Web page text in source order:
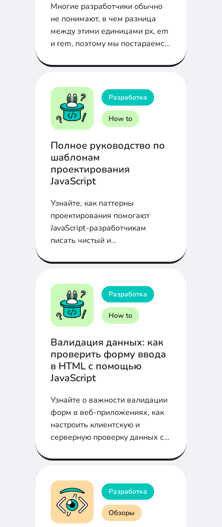
Многие разработчики обычно
не понимают, в чем разница
между этими единицами px, em
и rem, поэтому мы постараемся
Разработка
How to
Полное руководство по
шаблонам
проектирования
JavaScript
Узнайте, как паттерны
проектирования помогают
JavaScript-разработчикам
писать чистый и
коммуникацию в команде,
приложения проще в
поддержке!
Разработка
How to
Валидация данных: как
проверить форму ввода
в HTML с помощью
JavaScript
Узнайте о важности валидации
форм в веб-приложениях, как
настроить клиентскую и
серверную проверку данных с
следуйте лучшим практикам
Разработка
Обзоры